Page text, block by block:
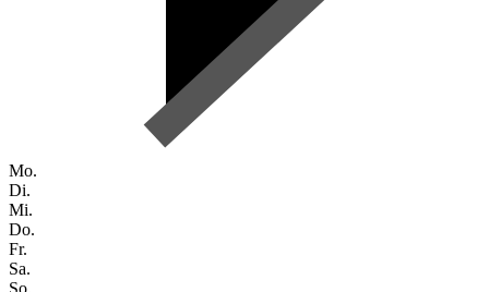
Mo.
Di.
Mi.
Do.
Fr.
Sa.